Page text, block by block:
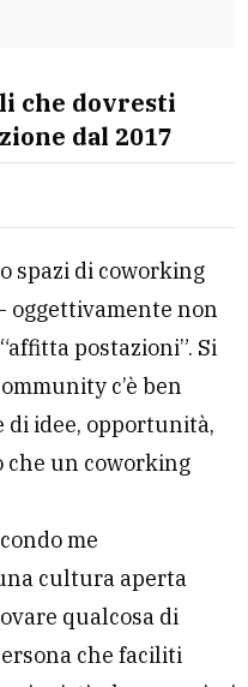
che dovresti
dal 2017
spazi di coworking
oggettivamente non
postazioni”. Si
c’è ben
di idee, opportunità,
un coworking
me
cultura aperta
qualcosa di
che faciliti